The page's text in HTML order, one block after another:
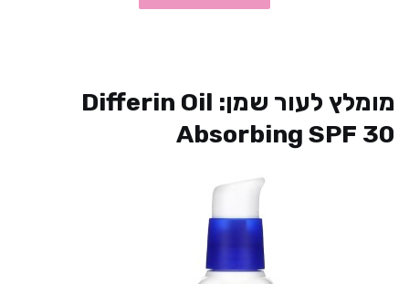
מומלץ לעור שמן: Differin Oil
Absorbing SPF 30